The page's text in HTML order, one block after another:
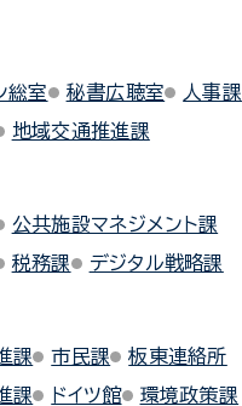
総室
秘書広聴室
人事課
地域交通推進課
公共施設マネジメント課
税務課 デジタル戦略課
課
市民課
板東連絡所
課
ドイツ館
環境政策課